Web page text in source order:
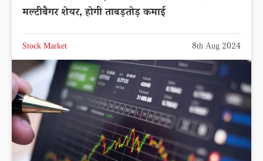
मल्टीबैगर शेयर, होगी ताबड़तोड़ कमाई
Stock Market 8th Aug 2024